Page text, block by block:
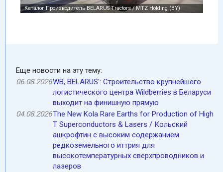
Еще новости на эту тему:
06.08.2026WB, BELARUS': Cтроительство крупнейшего
логистического центра Wildberries в Беларуси
выходит на финишную прямую
04.08.2026The New Kola Rare Earths for Production of High
T Superconductors & Lasers / Кольский
ашкрофтин c высоким содержанием
редкоземельного иттрия для
высокотемпературных сверхпроводников и
лазеров